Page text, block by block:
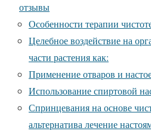
отзывы
Особенности терапии
Целебное воздействие на
части растения как:
Применение отваров и
Использование спиртовой
Спринцевания на основе
альтернатива лечение